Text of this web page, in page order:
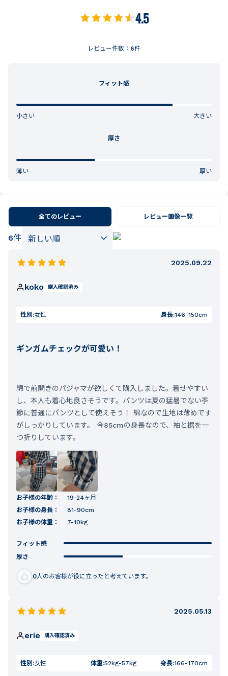
4.5
レビュー件数： 6件
フィット感
小さい 大きい
厚さ
薄い 厚い
全てのレビュー レビュー画像一覧
6件
2025.09.22
koko 購入確認済み
性別:女性 身長:146-150cm
ギンガムチェックが可愛い！
綿で前開きのパジャマが欲しくて購入しました。着せやすい
し、本人も着心地良さそうです。パンツは夏の猛暑でない季
節に普通にパンツとして使えそう！ 綿なので生地は薄めです
がしっかりしています。 今85cmの身長なので、袖と裾を一
つ折りしています。
お子様の年齢：
19-24ヶ月
お子様の身長：
81-90cm
お子様の体重：
7-10kg
フィット感
厚さ
0人のお客様が役に立ったと考えています。
2025.05.13
erie 購入確認済み
性別:女性 体重:52kg-57kg 身長:166-170cm